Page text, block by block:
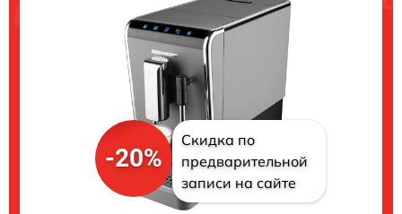
-20%
Скидка по
предварительной
записи на сайте